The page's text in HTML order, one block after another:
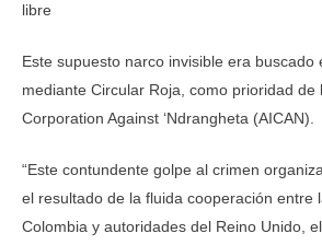
Este supuesto narco invisible era buscado
mediante Circular Roja, como prioridad de
Corporation Against ‘Ndrangheta (AICAN).
“Este contundente golpe al crimen
el resultado de la fluida cooperación entre
Colombia y autoridades del Reino Unido,